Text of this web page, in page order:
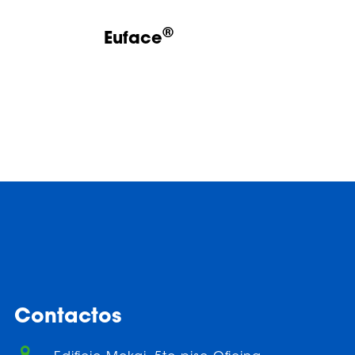
Euface®
Contactos